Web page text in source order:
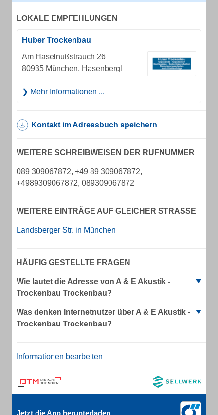
LOKALE EMPFEHLUNGEN
Huber Trockenbau
Am Haselnußstrauch 26
80935 München, Hasenbergl
Mehr Informationen ...
Kontakt im Adressbuch speichern
WEITERE SCHREIBWEISEN DER RUFNUMMER
089 309067872, +49 89 309067872,
+4989309067872, 089309067872
WEITERE EINTRÄGE AUF GLEICHER STRASSE
Landsberger Str. in München
HÄUFIG GESTELLTE FRAGEN
Wie lautet die Adresse von A & E Akustik -
Trockenbau Trockenbau?
Was denken Internetnutzer über A & E Akustik -
Trockenbau Trockenbau?
Informationen bearbeiten
Jetzt die App herunterladen.